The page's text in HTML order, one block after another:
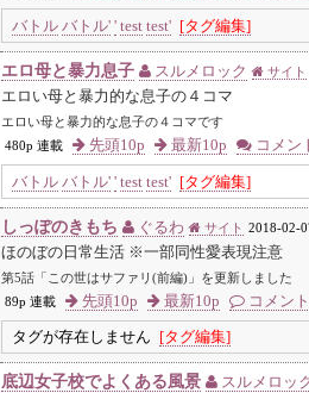
バトル バトル' ' test test' [タグ編集]
エロ母と暴力息子 スルメロック サイト
エロい母と暴力的な息子の４コマ
エロい母と暴力的な息子の４コマです
480p 連載
先頭10p 最新10p コメン
バトル バトル' ' test test' [タグ編集]
しっぽのきもち ぐるわ サイト 2018-02-
ほのぼの日常生活 ※一部同性愛表現注意
第5話「この世はサファリ(前編)」を更新しました
89p 連載
先頭10p 最新10p コメント
タグが存在しません [タグ編集]
底辺女子校でよくある風景
スルメロッ